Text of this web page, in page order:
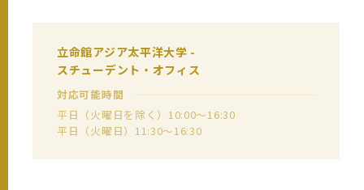
立命館アジア太平洋大学 -
スチューデント・オフィス
対応可能時間
平日（火曜日を除く）10:00～16:30
平日（火曜日）11:30～16:30